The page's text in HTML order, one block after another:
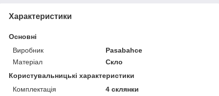
Характеристики
Основні
Виробник
Pasabahce
Матеріал
Скло
Користувальницькі характеристики
Комплектація
4 склянки